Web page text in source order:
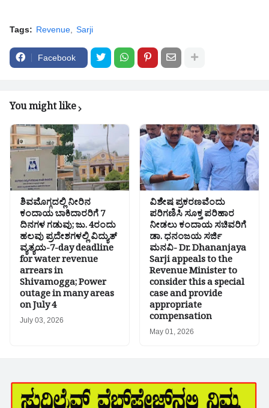
Tags: Revenue Sarji
Facebook
You might like
ಶಿವಮೊಗ್ಗದಲ್ಲಿ ನೀರಿನ
ಕಂದಾಯ ಬಾಕಿದಾರರಿಗೆ 7
ದಿನಗಳ ಗಡುವು; ಜು. 4ರಂದು
ಹಲವು ಪ್ರದೇಶಗಳಲ್ಲಿ ವಿದ್ಯುತ್
ವ್ಯತ್ಯಯ-7-day deadline
for water revenue
arrears in
Shivamogga; Power
outage in many areas
on July 4
July 03, 2026
ವಿಶೇಷ ಪ್ರಕರಣವೆಂದು
ಪರಿಗಣಿಸಿ ಸೂಕ್ತ ಪರಿಹಾರ
ನೀಡಲು ಕಂದಾಯ ಸಚಿವರಿಗೆ
ಡಾ. ಧನಂಜಯ ಸರ್ಜಿ
ಮನವಿ- Dr. Dhananjaya
Sarji appeals to the
Revenue Minister to
consider this a special
case and provide
appropriate
compensation
May 01, 2026